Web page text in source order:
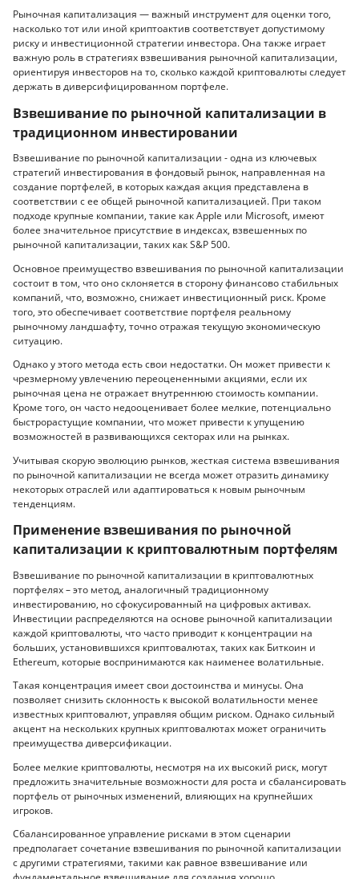
Рыночная капитализация — важный инструмент для оценки того,
насколько тот или иной криптоактив соответствует допустимому
риску и инвестиционной стратегии инвестора. Она также играет
важную роль в стратегиях взвешивания рыночной капитализации,
ориентируя инвесторов на то, сколько каждой криптовалюты следует
держать в диверсифицированном портфеле.
Взвешивание по рыночной капитализации в
традиционном инвестировании
Взвешивание по рыночной капитализации - одна из ключевых
стратегий инвестирования в фондовый рынок, направленная на
создание портфелей, в которых каждая акция представлена ​​в
соответствии с ее общей рыночной капитализацией. При таком
подходе крупные компании, такие как Apple или Microsoft, имеют
более значительное присутствие в индексах, взвешенных по
рыночной капитализации, таких как S&P 500.
Основное преимущество взвешивания по рыночной капитализации
состоит в том, что оно склоняется в сторону финансово стабильных
компаний, что, возможно, снижает инвестиционный риск. Кроме
того, это обеспечивает соответствие портфеля реальному
рыночному ландшафту, точно отражая текущую экономическую
ситуацию.
Однако у этого метода есть свои недостатки. Он может привести к
чрезмерному увлечению переоцененными акциями, если их
рыночная цена не отражает внутреннюю стоимость компании.
Кроме того, он часто недооценивает более мелкие, потенциально
быстрорастущие компании, что может привести к упущению
возможностей в развивающихся секторах или на рынках.
Учитывая скорую эволюцию рынков, жесткая система взвешивания
по рыночной капитализации не всегда может отразить динамику
некоторых отраслей или адаптироваться к новым рыночным
тенденциям.
Применение взвешивания по рыночной
капитализации к криптовалютным портфелям
Взвешивание по рыночной капитализации в криптовалютных
портфелях – это метод, аналогичный традиционному
инвестированию, но сфокусированный на цифровых активах.
Инвестиции распределяются на основе рыночной капитализации
каждой криптовалюты, что часто приводит к концентрации на
больших, установившихся криптовалютах, таких как Биткоин и
Ethereum, которые воспринимаются как наименее волатильные.
Такая концентрация имеет свои достоинства и минусы. Она
позволяет снизить склонность к высокой волатильности менее
известных криптовалют, управляя общим риском. Однако сильный
акцент на нескольких крупных криптовалютах может ограничить
преимущества диверсификации.
Более мелкие криптовалюты, несмотря на их высокий риск, могут
предложить значительные возможности для роста и сбалансировать
портфель от рыночных изменений, влияющих на крупнейших
игроков.
Сбалансированное управление рисками в этом сценарии
предполагает сочетание взвешивания по рыночной капитализации
с другими стратегиями, такими как равное взвешивание или